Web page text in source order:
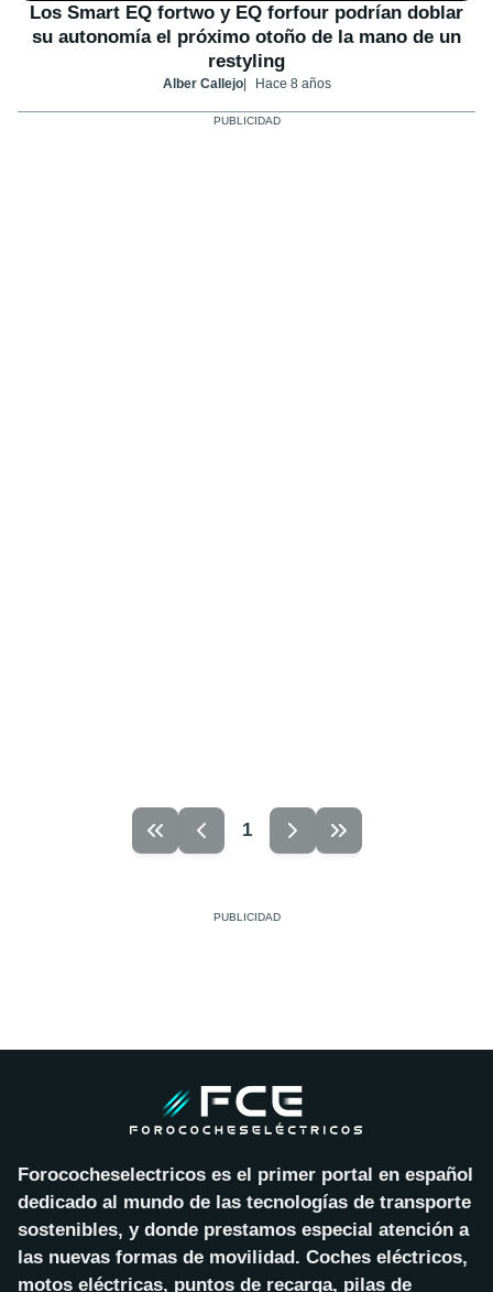
Los Smart EQ fortwo y EQ forfour podrían doblar
su autonomía el próximo otoño de la mano de un
restyling
Alber Callejo Hace 8 años
1
Forococheselectricos es el primer portal en español
dedicado al mundo de las tecnologías de transporte
sostenibles, y donde prestamos especial atención a
las nuevas formas de movilidad. Coches eléctricos,
motos eléctricas, puntos de recarga, pilas de